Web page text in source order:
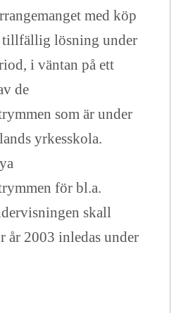
med köp
tillfällig lösning under
i väntan på ett
de
som är under
yrkesskola.
för bl.a.
skall
år 2003 inledas under